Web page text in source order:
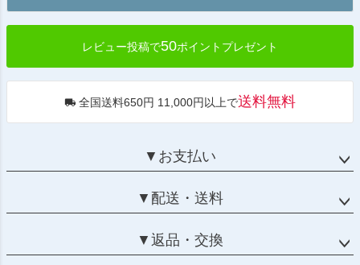
へ
レビュー投稿で50ポイントプレゼント
全国送料650円 11,000円以上で送料無料
▼お支払い
▼配送・送料
▼返品・交換